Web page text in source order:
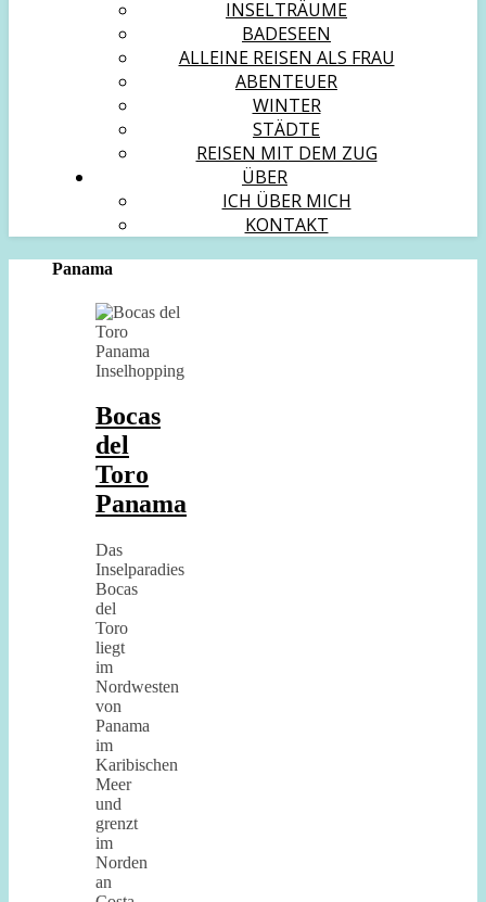
INSELTRÄUME
BADESEEN
ALLEINE REISEN ALS FRAU
ABENTEUER
WINTER
STÄDTE
REISEN MIT DEM ZUG
ÜBER
ICH ÜBER MICH
KONTAKT
Panama
Bocas
del
Toro
Panama
Das
Inselparadies
Bocas
del
Toro
liegt
im
Nordwesten
von
Panama
im
Karibischen
Meer
und
grenzt
im
Norden
an